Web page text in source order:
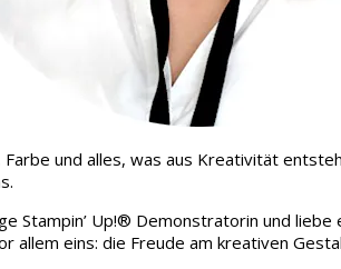
Farbe und alles, was aus Kreativität
Stampin’ Up!® Demonstratorin und
allem eins: die Freude am kreativen